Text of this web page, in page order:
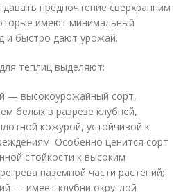
предпочтение сверхранним
имеют минимальный
и быстро дают урожай.
теплиц выделяют:
— высокоурожайный сорт,
белых в разрезе клубней,
кожурой, устойчивой к
Особенно ценится сорт
стойкости к высоким
наземной части растений;
— имеет клубни округлой